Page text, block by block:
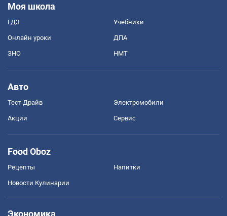
Моя школа
ГДЗ Учебники
Онлайн уроки ДПА
ЗНО НМТ
Авто
Тест Драйв Электромобили
Акции Сервис
Food Oboz
Рецепты Напитки
Новости Кулинарии
Экономика